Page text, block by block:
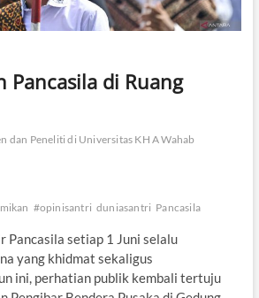
Pancasila di Ruang
dan Peneliti di Universitas KH A Wahab
#opinisantri duniasantri Pancasila
Pancasila setiap 1 Juni selalu
yang khidmat sekaligus
ini, perhatian publik kembali tertuju